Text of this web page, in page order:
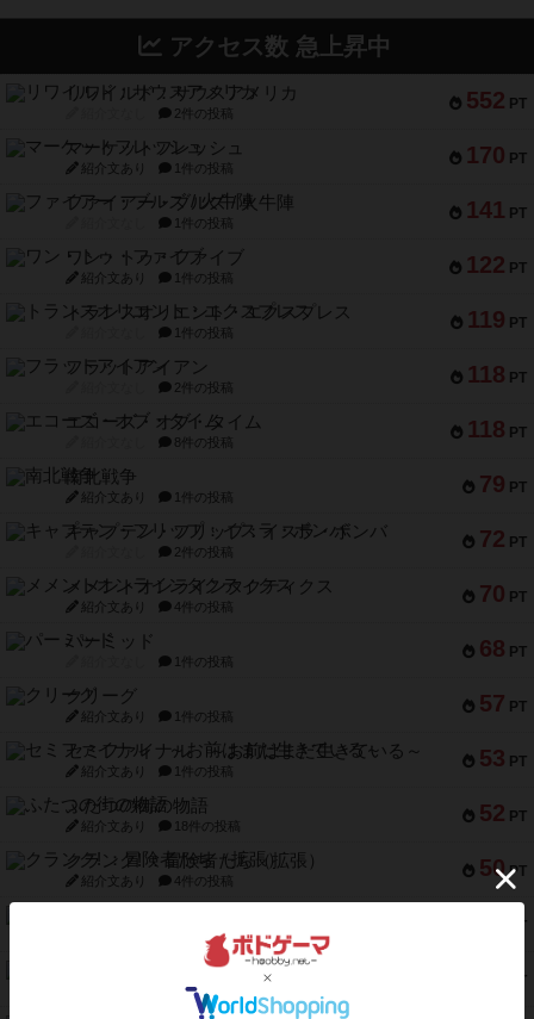
アクセス数 急上昇中
552 PT
リワイルド：サウスアメリカ
2件の投稿
170 PT
マーケットフレッシュ
紹介文あり 1件の投稿
141 PT
ファイアー・ブルズ / 火牛陣
1件の投稿
122 PT
ワン・トゥ・ファイブ
紹介文あり 1件の投稿
119 PT
トランスオリエント・エクスプレス
1件の投稿
118 PT
フラットアイアン
2件の投稿
118 PT
エコーズ・オブ・タイム
8件の投稿
79 PT
南北戦争
紹介文あり 1件の投稿
72 PT
キャプテン・フリップ：イスラ・ボンバ
2件の投稿
70 PT
メメントオンラインタクティクス
紹介文あり 4件の投稿
68 PT
パーミッド
1件の投稿
57 PT
クリーグ
紹介文あり 1件の投稿
53 PT
セミファイナル ～お前はまだ生きている～
紹介文あり 1件の投稿
52 PT
ふたつの街の物語
紹介文あり 18件の投稿
50 PT
クランク! ：冒険者たち（拡張）
紹介文あり 4件の投稿
PT
1件の投稿
PT
スターマイン・ラミー ポケット
2件の投稿